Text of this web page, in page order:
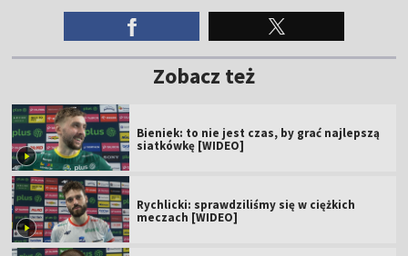
Zobacz też
Bieniek: to nie jest czas, by grać najlepszą
siatkówkę [WIDEO]
Rychlicki: sprawdziliśmy się w ciężkich
meczach [WIDEO]